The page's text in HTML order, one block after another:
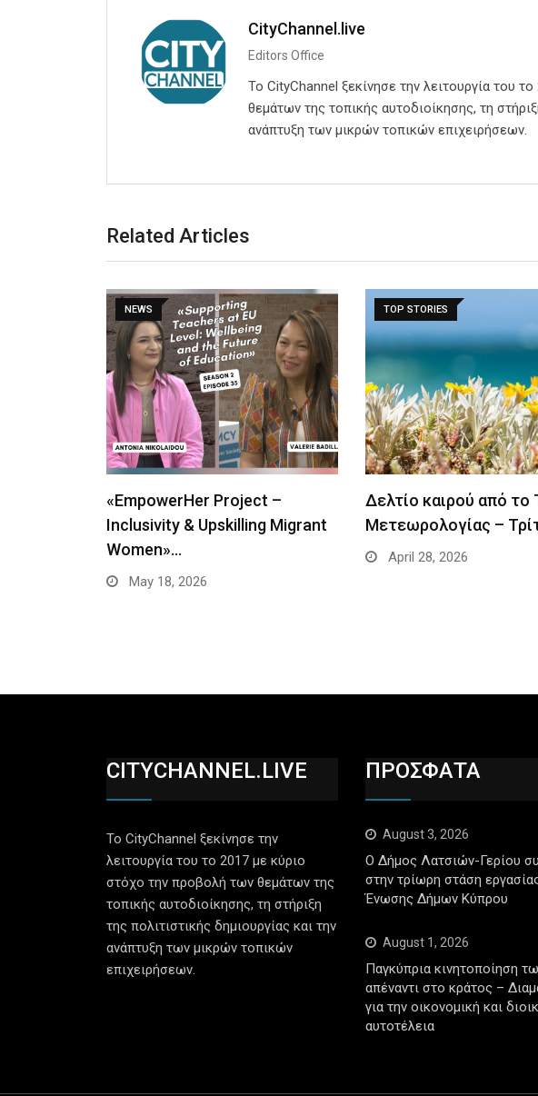
CityChannel.live
Editors Office
Το CityChannel ξεκίνησε την λειτουργία του
θεμάτων της τοπικής αυτοδιοίκησης, τη
ανάπτυξη των μικρών τοπικών επιχειρήσεων.
Related Articles
NEWS
«EmpowerHer Project –
Inclusivity & Upskilling Migrant
Women»…
May 18, 2026
TOP STORIES
Δελτίο καιρού από το
Μετεωρολογίας –
April 28, 2026
CITYCHANNEL.LIVE
Το CityChannel ξεκίνησε την
λειτουργία του το 2017 με κύριο
στόχο την προβολή των θεμάτων της
τοπικής αυτοδιοίκησης, τη στήριξη
της πολιτιστικής δημιουργίας και την
ανάπτυξη των μικρών τοπικών
επιχειρήσεων.
ΠΡΟΣΦΑΤΑ
August 3, 2026
Ο Δήμος Λατσιών-Γερίου
στην τρίωρη στάση
Ένωσης Δήμων Κύπρου
August 1, 2026
Παγκύπρια κινητοποίηση
απέναντι στο κράτος –
για την οικονομική και
αυτοτέλεια